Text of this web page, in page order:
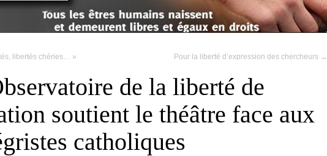
libertés chéries… » Pour la liberté d’expression des chercheurs →
de la liberté de
soutient le théâtre face aux
catholiques